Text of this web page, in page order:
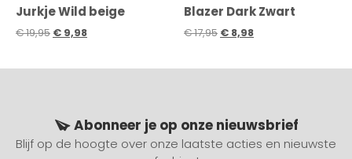
Jurkje Wild beige
€19,95 € 9,98
Blazer Dark Zwart
€17,95 € 8,98
Abonneer je op onze nieuwsbrief
Blijf op de hoogte over onze laatste acties en nieuwste